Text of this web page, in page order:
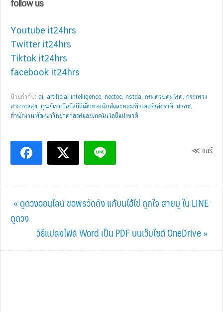
follow us
Youtube it24hrs
Twitter it24hrs
Tiktok it24hrs
facebook it24hrs
ป้ายกำกับ: ai, artificial intelligence, nectec, nstda, กรมควบคุมโรค, กระทรวง
สาธารณสุข, ศูนย์เทคโนโลยีอิเล็กทรอนิกส์และคอมพิวเตอร์แห่งชาติ, สวทช,
สำนักงานพัฒนาวิทยาศาสตร์และเทคโนโลยีแห่งชาติ
≪ แชร์
Previous
Post:
« ดูดวงออนไลน์ ขอพรวัดดัง แก้บนไอ้ไข่ ถูกใจ สายมู ใน LINE
ดูดวง
Next
Post:
วิธีแปลงไฟล์ Word เป็น PDF บนเว็บไซต์ OneDrive »